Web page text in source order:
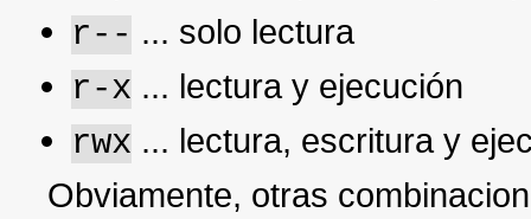
r-- ... solo lectura
r-x ... lectura y ejecución
rwx ... lectura, escritura y
Obviamente, otras